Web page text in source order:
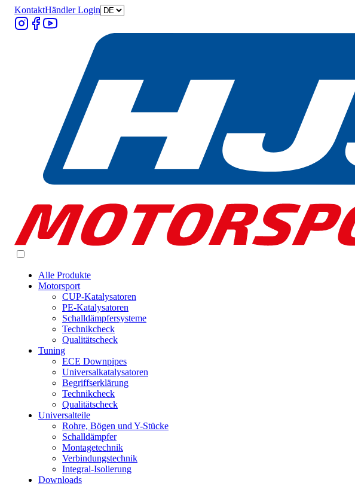
KontaktHändler Login
Alle Produkte
Motorsport
CUP-Katalysatoren
PE-Katalysatoren
Schalldämpfersysteme
Technikcheck
Qualitätscheck
Tuning
ECE Downpipes
Universalkatalysatoren
Begriffserklärung
Technikcheck
Qualitätscheck
Universalteile
Rohre, Bögen und Y-Stücke
Schalldämpfer
Montagetechnik
Verbindungstechnik
Integral-Isolierung
Downloads